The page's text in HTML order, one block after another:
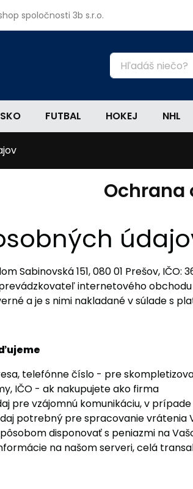
spoločnosti 3b s.r.o.
FUTBAL HOKEJ NHL
Ochrana
Sabinovská 151, 080 01 Prešov, IČO:
prevádzkovateľ internetového
a je s nimi nakladané v súlade s
telefónne číslo - pre
IČO - ak nakupujete ako firma
pre vzájomnú komunikáciu, v
potrebný pre spracovanie vrátenia
disponovať s peniazmi na
na našom serveri, celá